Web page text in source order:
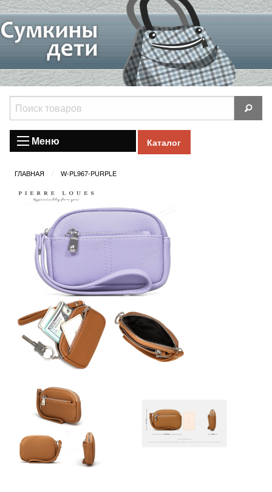
Меню Каталог
ГЛАВНАЯ W-PL967-PURPLE